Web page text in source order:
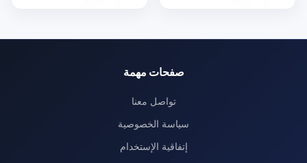
صفحات مهمة
تواصل معنا
سياسة الخصوصية
إتفاقية الإستخدام